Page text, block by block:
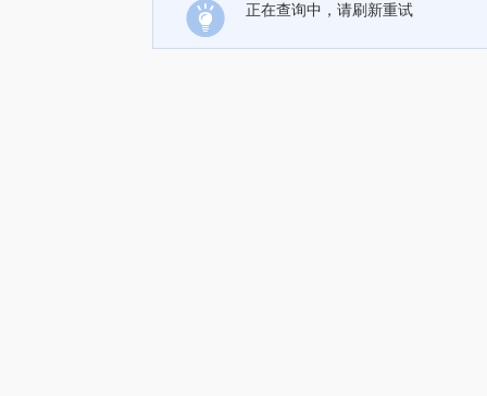
正在查询中，请刷新重试